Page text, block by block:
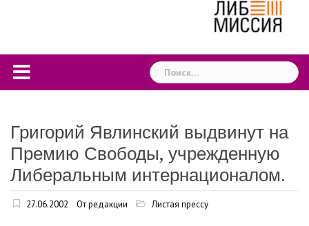
Найти:
Григорий Явлинский выдвинут на
Премию Свободы, учрежденную
Либеральным интернационалом.
27.06.2002 От редакции Листая прессу